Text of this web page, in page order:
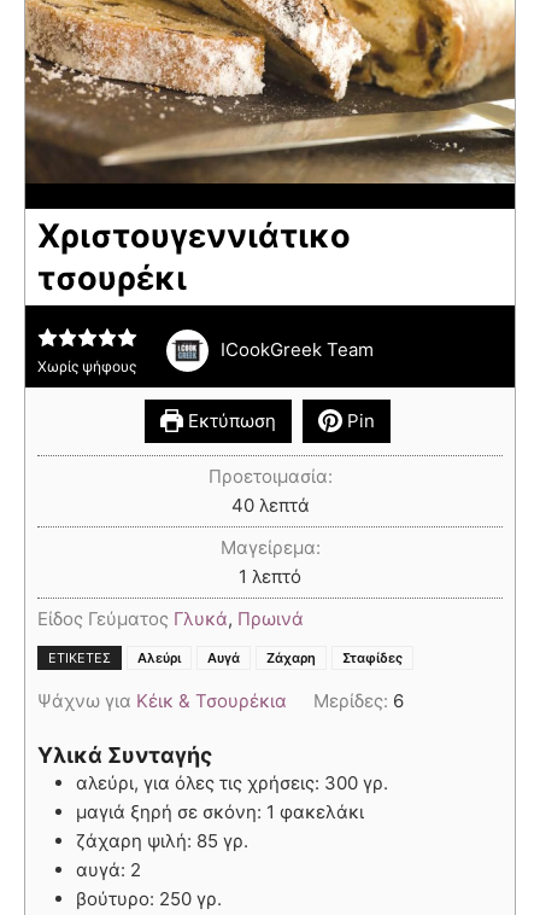
Χριστουγεννιάτικο
τσουρέκι
Χωρίς ψήφους
ICookGreek Team
Εκτύπωση Pin
Προετοιμασία:
40 λεπτά
Μαγείρεμα:
1 λεπτό
Είδος Γεύματος Γλυκά, Πρωινά
ΕΤΙΚΈΤΕΣ Αλεύρι Αυγά Ζάχαρη Σταφίδες
Ψάχνω για Κέικ & Τσουρέκια Μερίδες: 6
Υλικά Συνταγής
αλεύρι, για όλες τις χρήσεις: 300 γρ.
μαγιά ξηρή σε σκόνη: 1 φακελάκι
ζάχαρη ψιλή: 85 γρ.
αυγά: 2
βούτυρο: 250 γρ.